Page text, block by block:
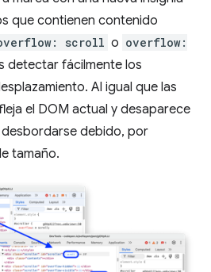
que contienen contenido
scroll o overflow:
detectar fácilmente los
Al igual que las
el DOM actual y desaparece
debido, por
tamaño.